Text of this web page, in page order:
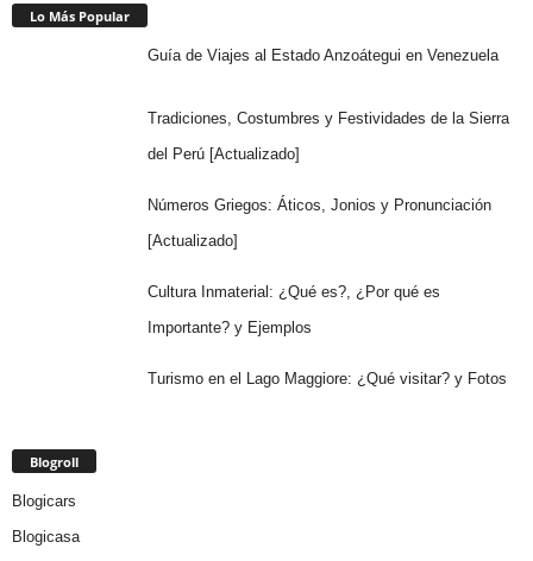
Lo Más Popular
Guía de Viajes al Estado Anzoátegui en Venezuela
Tradiciones, Costumbres y Festividades de la Sierra
del Perú [Actualizado]
Números Griegos: Áticos, Jonios y Pronunciación
[Actualizado]
Cultura Inmaterial: ¿Qué es?, ¿Por qué es
Importante? y Ejemplos
Turismo en el Lago Maggiore: ¿Qué visitar? y Fotos
Blogroll
Blogicars
Blogicasa